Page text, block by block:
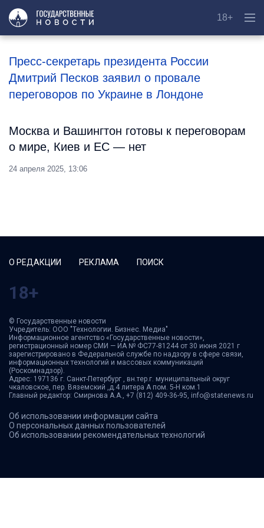
18+
Пресс-секретарь президента России
Дмитрий Песков заявил о провале
переговоров по Украине в Лондоне
Москва и Вашингтон готовы к переговорам
о мире, Киев и ЕС — нет
24 апреля 2025, 13:06
О РЕДАКЦИИ РЕКЛАМА ПОИСК
18+
© Государственные новости
Учредитель: ООО "Технологии. Бизнес. Медиа"
Информационное агентство «Государственные новости»,
регистрационный номер СМИ — ИА № ФС77-81244 от 30 июня 2021 г
зарегистрировано в Федеральной службе по надзору в сфере связи,
информационных технологий и массовых коммуникаций
(Роскомнадзор).
Адрес: 197136 г. Санкт-Петербург , вн.тер.г. муниципальный округ
чкаловское, пер. Вяземский ,д.4 литера А пом. 5-Н ком.1
Главный редактор: Смирнова А.А., +7 (812) 409-36-95, info@statenews.ru
Об использовании информации сайта
О персональных данных пользователей
Об использовании рекомендательных технологий